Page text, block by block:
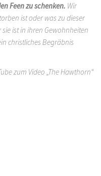
Feen zu schenken. Wir
ist oder was zu dieser
ist in ihren Gewohnheiten
christliches Begräbnis
zum Video „The Hawthorn“